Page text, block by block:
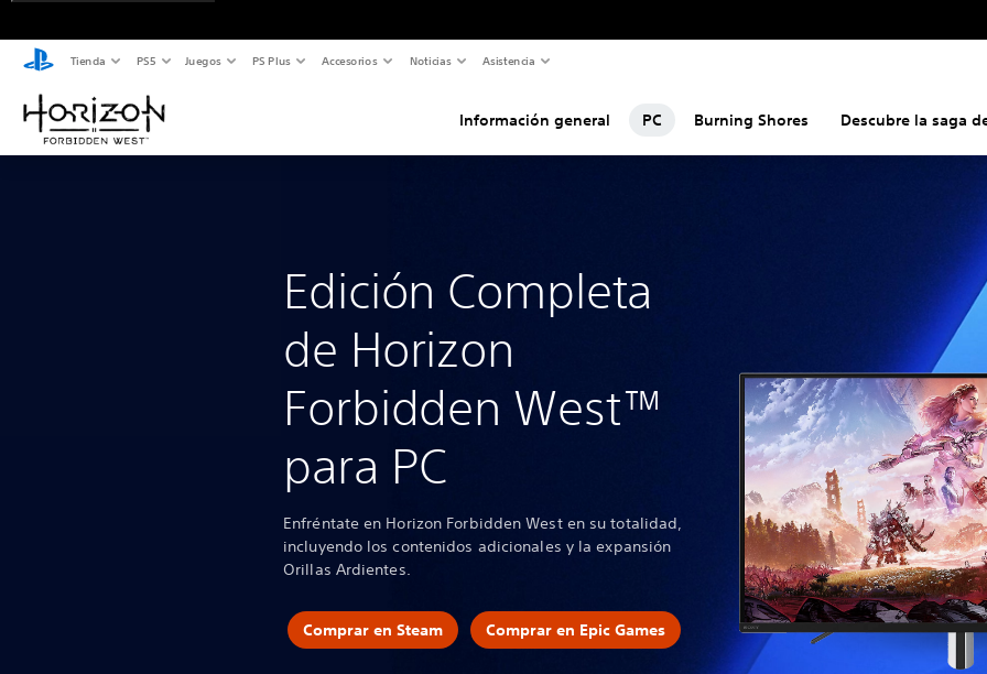
Tienda PS5 Juegos PS Plus Accesorios Noticias Asistencia
Información general PC Burning Shores Descubre la saga
Edición Completa
de Horizon
Forbidden West™
para PC
Enfréntate en Horizon Forbidden West en su totalidad,
incluyendo los contenidos adicionales y la expansión
Orillas Ardientes.
Comprar en Steam Comprar en Epic Games